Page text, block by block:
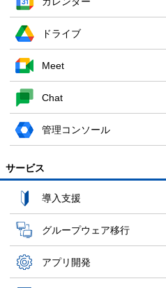
ドライブ
Meet
Chat
管理コンソール
サービス
導入支援
グループウェア移行
アプリ開発